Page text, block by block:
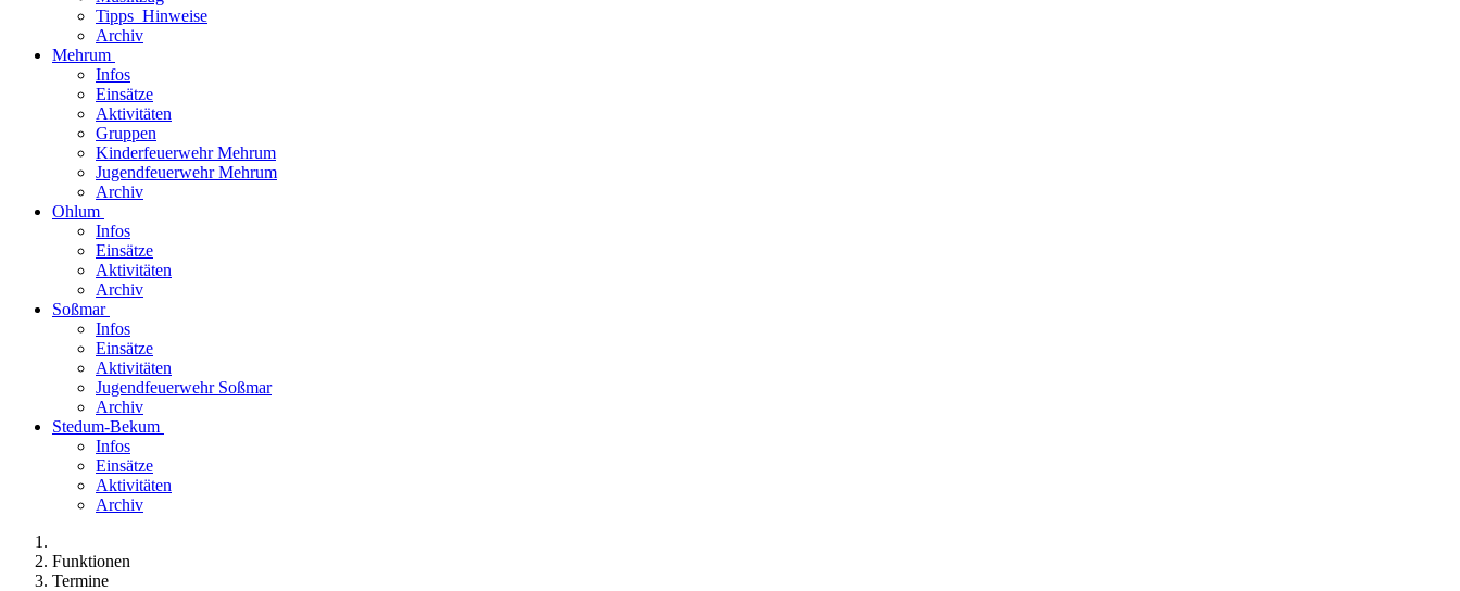
Tipps_Hinweise
Archiv
Mehrum
Infos
Einsätze
Aktivitäten
Gruppen
Kinderfeuerwehr Mehrum
Jugendfeuerwehr Mehrum
Archiv
Ohlum
Infos
Einsätze
Aktivitäten
Archiv
Soßmar
Infos
Einsätze
Aktivitäten
Jugendfeuerwehr Soßmar
Archiv
Stedum-Bekum
Infos
Einsätze
Aktivitäten
Archiv
Funktionen
Termine